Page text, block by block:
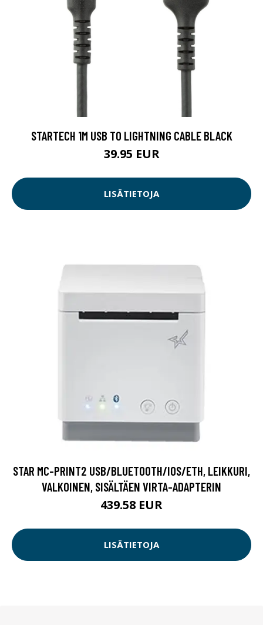
STARTECH 1M USB TO LIGHTNING CABLE BLACK
39.95 EUR
LISÄTIETOJA
STAR MC-PRINT2 USB/BLUETOOTH/IOS/ETH, LEIKKURI,
VALKOINEN, SISÄLTÄEN VIRTA-ADAPTERIN
439.58 EUR
LISÄTIETOJA